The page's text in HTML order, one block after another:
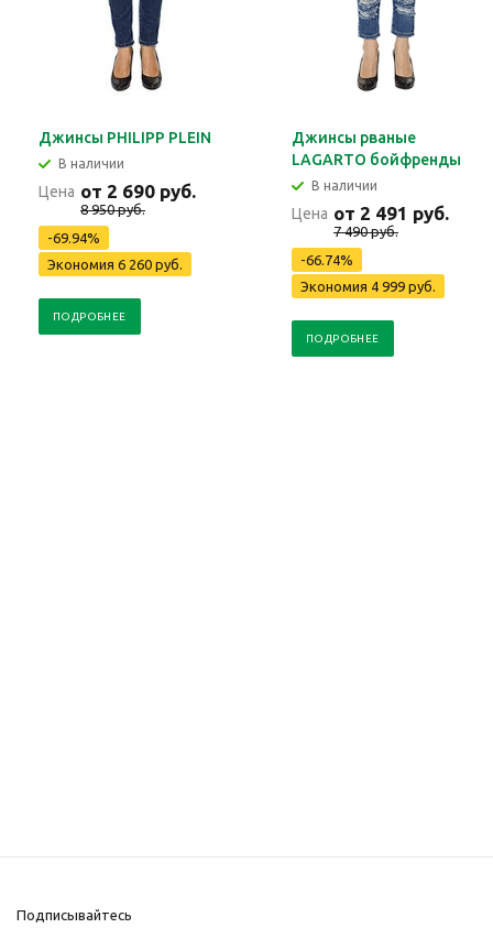
Джинсы PHILIPP PLEIN
В наличии
Цена от 2 690 руб.
8 950 руб.
-69.94%
Экономия 6 260 руб.
ПОДРОБНЕЕ
Джинсы рваные
LAGARTO бойфренды
В наличии
Цена от 2 491 руб.
7 490 руб.
-66.74%
Экономия 4 999 руб.
ПОДРОБНЕЕ
Подписывайтесь